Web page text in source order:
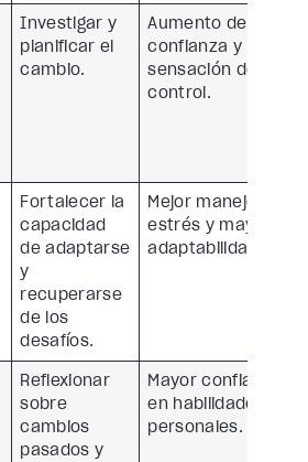
Investigar y
planificar el
cambio.
Aumento de la
confianza y la
sensación de
control.
Fortalecer la
capacidad
de adaptarse
y
recuperarse
de los
desafíos.
Mejor manejo del
estrés y mayor
adaptabilidad.
Reflexionar
sobre
cambios
pasados y
Mayor confianza
en habilidades
personales.